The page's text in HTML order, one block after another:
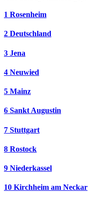
1 Rosenheim
2 Deutschland
3 Jena
4 Neuwied
5 Mainz
6 Sankt Augustin
7 Stuttgart
8 Rostock
9 Niederkassel
10 Kirchheim am Neckar